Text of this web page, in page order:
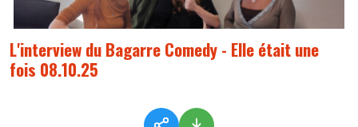
L'interview du Bagarre Comedy - Elle était une
fois 08.10.25